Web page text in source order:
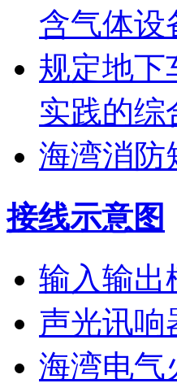
含气体设
规定地
实践的综
海湾消防
接线示意图
输入输出
声光讯响
海湾电气